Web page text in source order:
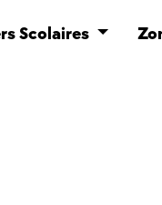
Scolaires